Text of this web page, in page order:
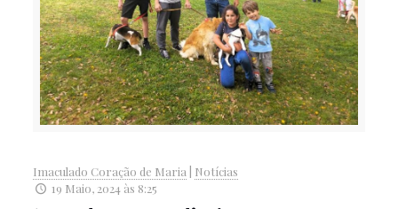
Imaculado Coração de Maria
Notícias
19 Maio, 2024 às 8:25